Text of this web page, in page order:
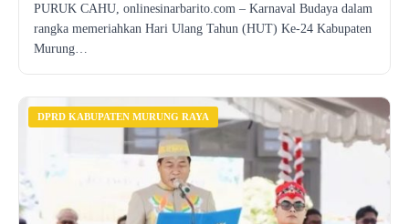
PURUK CAHU, onlinesinarbarito.com – Karnaval Budaya dalam
rangka memeriahkan Hari Ulang Tahun (HUT) Ke-24 Kabupaten
Murung…
DPRD KABUPATEN MURUNG RAYA